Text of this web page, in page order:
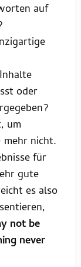
auf
oder
um
nicht.
für
gute
es also
not be
never